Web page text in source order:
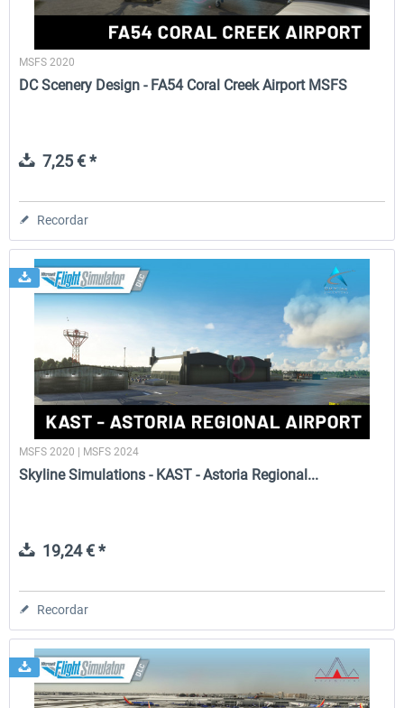
FSDG - Greenland Kulusuk MSFS
9,14 € *
Aerosoft Airport
12,15 € *
MSFS 2020
DC Scenery Design - FA54 Coral Creek Airport MSFS
7,25 € *
Recordar
MSFS 2020 | MSFS 2024
Skyline Simulations - KAST - Astoria Regional...
19,24 € *
Recordar